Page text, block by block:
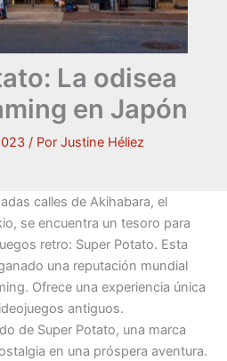
La odisea
en Japón
/ Por Justine Héliez
calles de Akihabara, el
se encuentra un tesoro para
retro: Super Potato. Esta
una reputación mundial
Ofrece una experiencia única
antiguos.
de Super Potato, una marca
en una próspera aventura.